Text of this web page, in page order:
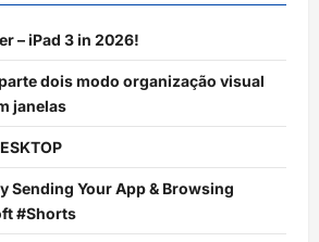
– iPad 3 in 2026!
dois modo organização visual
janelas
Sending Your App & Browsing
#Shorts